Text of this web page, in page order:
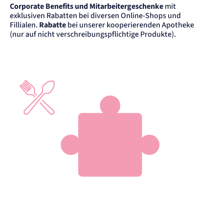
Corporate Benefits und Mitarbeitergeschenkemit
exklusiven Rabatten bei diversen Online-Shops und
Fillialen. Rabattebei unserer kooperierenden Apotheke
(nur auf nicht verschreibungspflichtige Produkte).